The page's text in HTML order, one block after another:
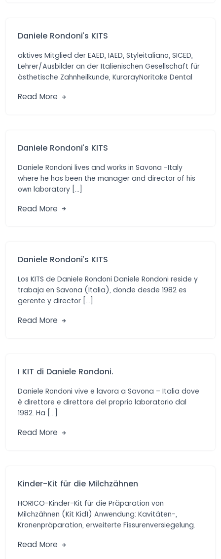
Daniele Rondoni’s KITS
aktives Mitglied der EAED, IAED, Styleitaliano, SICED,
Lehrer/Ausbilder an der Italienischen Gesellschaft für
ästhetische Zahnheilkunde, KurarayNoritake Dental
Read More
Daniele Rondoni’s KITS
Daniele Rondoni lives and works in Savona -Italy
where he has been the manager and director of his
own laboratory […]
Read More
Daniele Rondoni’s KITS
Los KITS de Daniele Rondoni Daniele Rondoni reside y
trabaja en Savona (Italia), donde desde 1982 es
gerente y director […]
Read More
I KIT di Daniele Rondoni.
Daniele Rondoni vive e lavora a Savona – Italia dove
è direttore e direttore del proprio laboratorio dal
1982. Ha […]
Read More
Kinder-Kit für die Milchzähnen
HORICO-Kinder-Kit für die Präparation von
Milchzähnen (Kit Kid1) Anwendung: Kavitäten-,
Kronenpräparation, erweiterte Fissurenversiegelung.
Hartmetall-schleifern […]
Read More